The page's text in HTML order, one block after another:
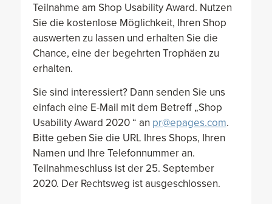
Teilnahme am Shop Usability Award. Nutzen
Sie die kostenlose Möglichkeit, Ihren Shop
auswerten zu lassen und erhalten Sie die
Chance, eine der begehrten Trophäen zu
erhalten.
Sie sind interessiert? Dann senden Sie uns
einfach eine E-Mail mit dem Betreff „Shop
Usability Award 2020 “ an pr@epages.com.
Bitte geben Sie die URL Ihres Shops, Ihren
Namen und Ihre Telefonnummer an.
Teilnahmeschluss ist der 25. September
2020. Der Rechtsweg ist ausgeschlossen.